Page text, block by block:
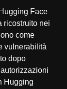
Face
ricostruito nei
come
vulnerabilità
dopo
autorizzazioni
Hugging